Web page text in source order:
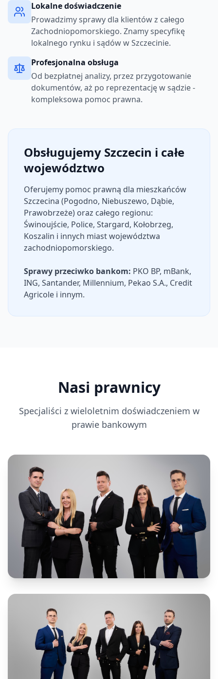
Lokalne doświadczenie
Prowadzimy sprawy dla klientów z całego
Zachodniopomorskiego. Znamy specyfikę
lokalnego rynku i sądów w Szczecinie.
Profesjonalna obsługa
Od bezpłatnej analizy, przez przygotowanie
dokumentów, aż po reprezentację w sądzie -
kompleksowa pomoc prawna.
Obsługujemy Szczecin i całe
województwo
Oferujemy pomoc prawną dla mieszkańców
Szczecina (Pogodno, Niebuszewo, Dąbie,
Prawobrzeże) oraz całego regionu:
Świnoujście, Police, Stargard, Kołobrzeg,
Koszalin i innych miast województwa
zachodniopomorskiego.
Sprawy przeciwko bankom: PKO BP, mBank,
ING, Santander, Millennium, Pekao S.A., Credit
Agricole i innym.
Nasi prawnicy
Specjaliści z wieloletnim doświadczeniem w
prawie bankowym